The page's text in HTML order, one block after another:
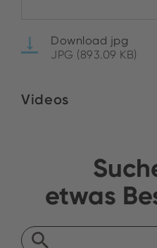
Download jpg
JPG (893.09 KB)
Videos
etwas